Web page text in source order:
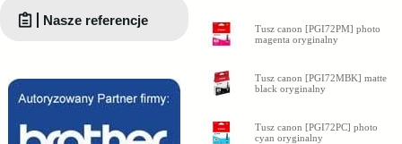
Tusz canon [PGI72PM] photo
magenta oryginalny
Tusz canon [PGI72MBK] matte
black oryginalny
Tusz canon [PGI72PC] photo
cyan oryginalny
Nasze referencje